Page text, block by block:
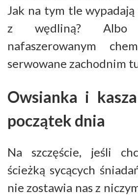
Jak na tym tle wypadają
z wędliną?
nafaszerowanym
serwowane zachodnim
Owsianka i
początek dnia
Na szczęście, jeśli
ścieżką sycących
nie zostawia nas z